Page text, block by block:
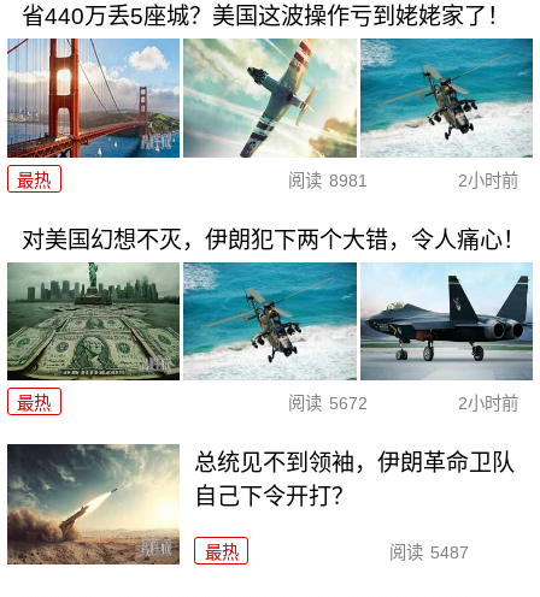
省440万丢5座城？美国这波操作亏到姥姥家了！
最热 阅读 8981 2小时前
对美国幻想不灭，伊朗犯下两个大错，令人痛心！
最热 阅读 5672 2小时前
总统见不到领袖，伊朗革命卫队
自己下令开打？
最热 阅读 5487